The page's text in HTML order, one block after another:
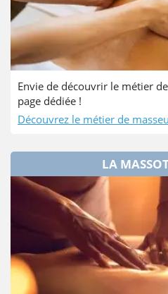
Envie de découvrir le métier
page dédiée !
Découvrez le métier de
LA